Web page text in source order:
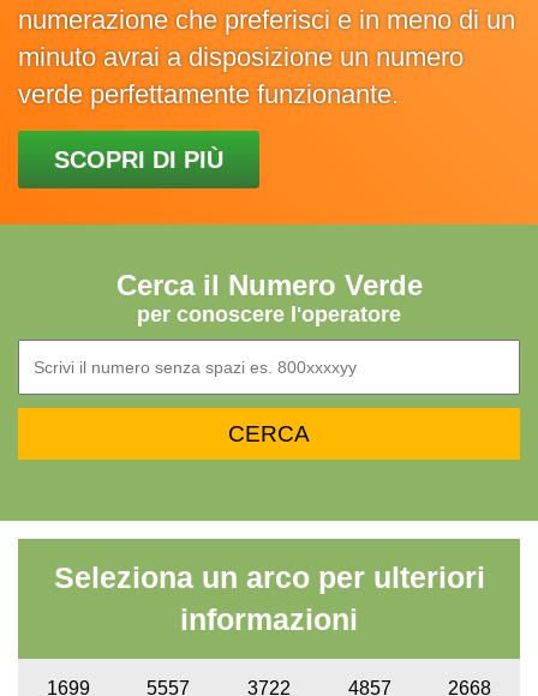
numerazione che preferisci e in meno di un
minuto avrai a disposizione un numero
verde perfettamente funzionante.
SCOPRI DI PIÙ
Cerca il Numero Verde
per conoscere l'operatore
Seleziona un arco per ulteriori
informazioni
1699 5557 3722 4857 2668